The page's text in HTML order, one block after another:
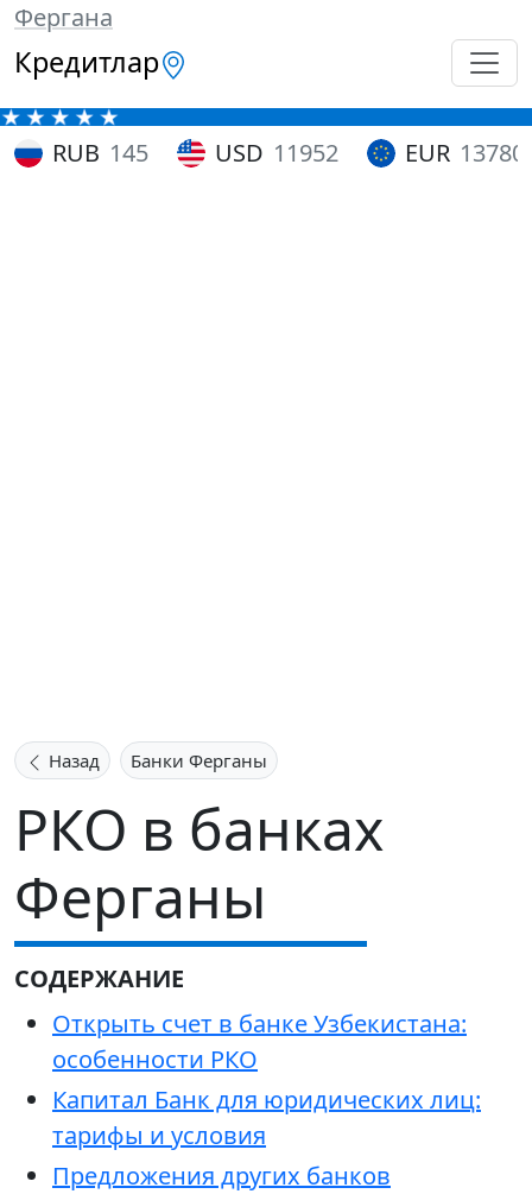
Фергана
Кредитлар
RUB 145 USD 11952 EUR 13780
Назад Банки Ферганы
РКО в банках
Ферганы
СОДЕРЖАНИЕ
Открыть счет в банке Узбекистана:
особенности РКО
Капитал Банк для юридических лиц:
тарифы и условия
Предложения других банков